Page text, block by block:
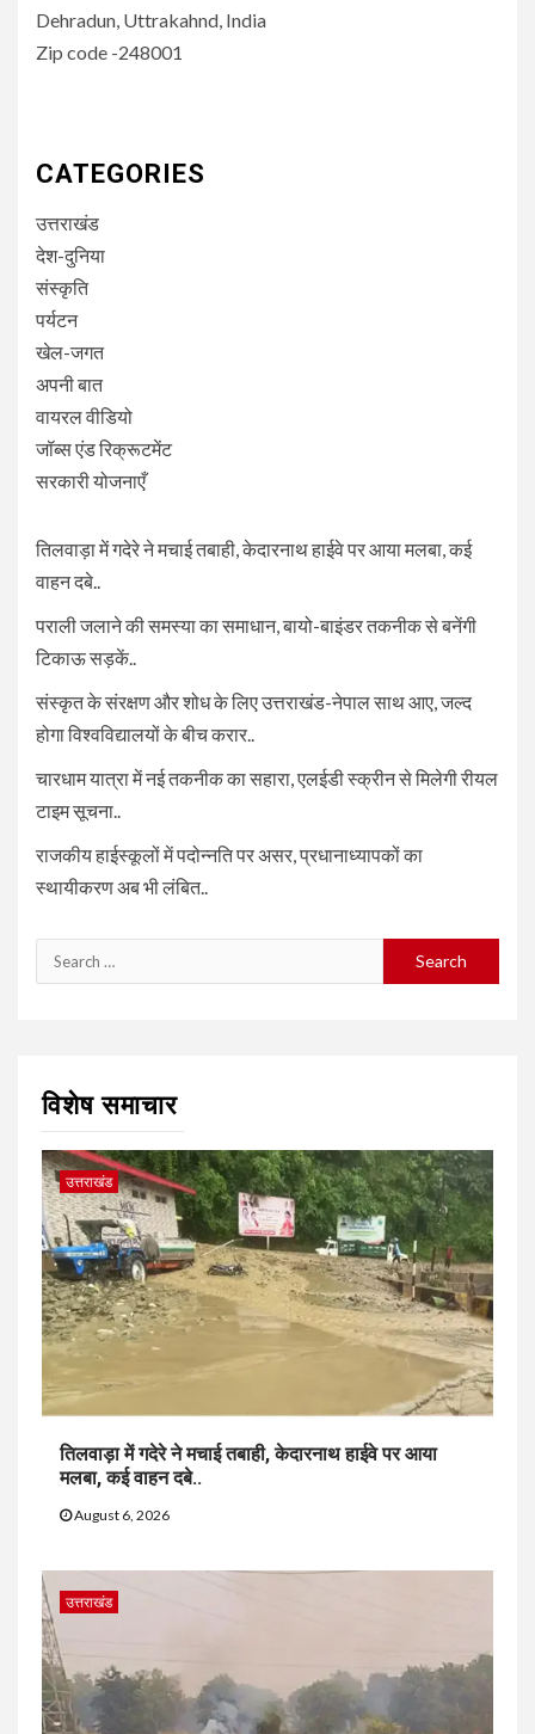
Dehradun, Uttrakahnd, India
Zip code -248001
CATEGORIES
उत्तराखंड
देश-दुनिया
संस्कृति
पर्यटन
खेल-जगत
अपनी बात
वायरल वीडियो
जॉब्स एंड रिक्रूटमेंट
सरकारी योजनाएँ
तिलवाड़ा में गदेरे ने मचाई तबाही, केदारनाथ हाईवे पर आया मलबा, कई
वाहन दबे..
पराली जलाने की समस्या का समाधान, बायो-बाइंडर तकनीक से बनेंगी
टिकाऊ सड़कें..
संस्कृत के संरक्षण और शोध के लिए उत्तराखंड-नेपाल साथ आए, जल्द
होगा विश्वविद्यालयों के बीच करार..
चारधाम यात्रा में नई तकनीक का सहारा, एलईडी स्क्रीन से मिलेगी रीयल
टाइम सूचना..
राजकीय हाईस्कूलों में पदोन्नति पर असर, प्रधानाध्यापकों का
स्थायीकरण अब भी लंबित..
Search
for:
विशेष समाचार
उत्तराखंड
तिलवाड़ा में गदेरे ने मचाई तबाही, केदारनाथ हाईवे पर आया
मलबा, कई वाहन दबे..
August 6, 2026
उत्तराखंड